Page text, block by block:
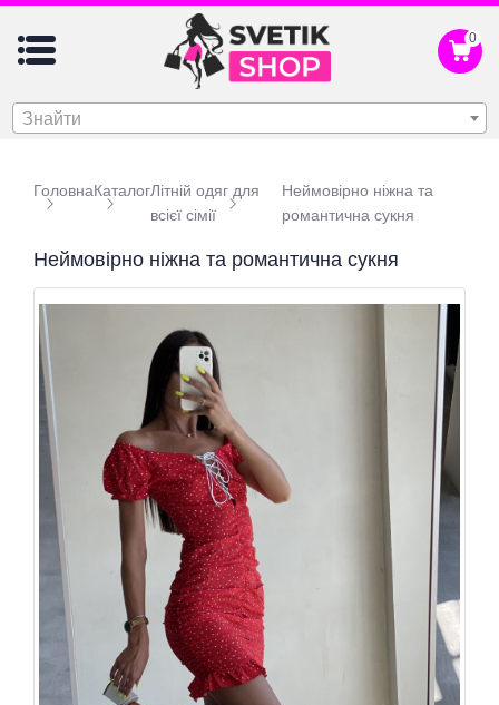
0
Знайти
ГоловнаКаталогЛітній одяг для
всієї сімії
Неймовірно ніжна та
романтична сукня
Неймовірно ніжна та романтична сукня